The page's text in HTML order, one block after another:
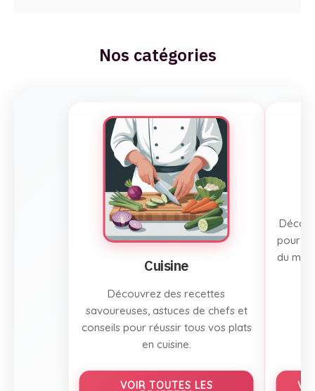
Nos catégories
Cuisine
Découvrez des recettes
savoureuses, astuces de chefs et
conseils pour réussir tous vos plats
en cuisine.
VOIR TOUTES LES
pour
du